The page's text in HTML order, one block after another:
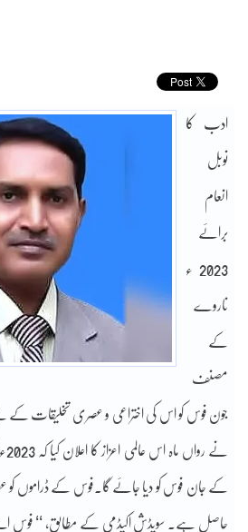
ادب کا
نوبل
انعام
برائے
2023 ء
ناروے
کے
مصنف
جون فوس کو اس کی اختراعی و عصری تخلیقات کے
کے جان فوس کو دیا جائے گا۔فوس کے ڈراموں کو
حاصل ہے۔ سویڈش اکیڈمی کے مطابق، ‘‘ فوس